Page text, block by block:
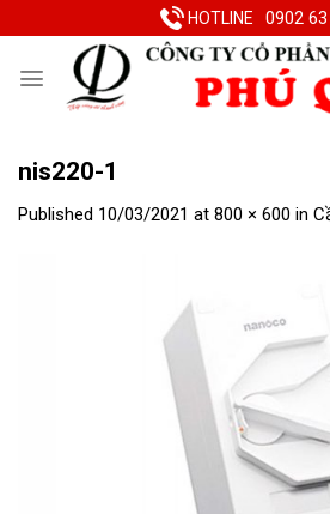
to
HOTLINE 0902
nis220-1
Published 10/03/2021 at 800 × 600 in